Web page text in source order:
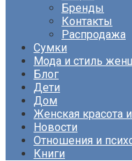
Бренды
Контакты
Распродажа
Сумки
Мода и стиль
Блог
Дети
Дом
Женская красота
Новости
Отношения и
Книги